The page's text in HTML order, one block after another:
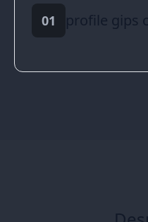
01 profile gips